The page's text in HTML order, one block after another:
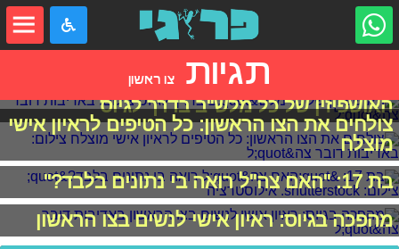
תגיות צו ראשון
האושפיזין של כל מלש"ב בדרך לגיוס
צולחים את הצו הראשון: כל הטיפים לראיון אישי
מוצלח
בת 17: "האם צה"ל רואה בי נתונים בלבד?"
מהפכה בגיוס: ראיון אישי לנשים בצו הראשון